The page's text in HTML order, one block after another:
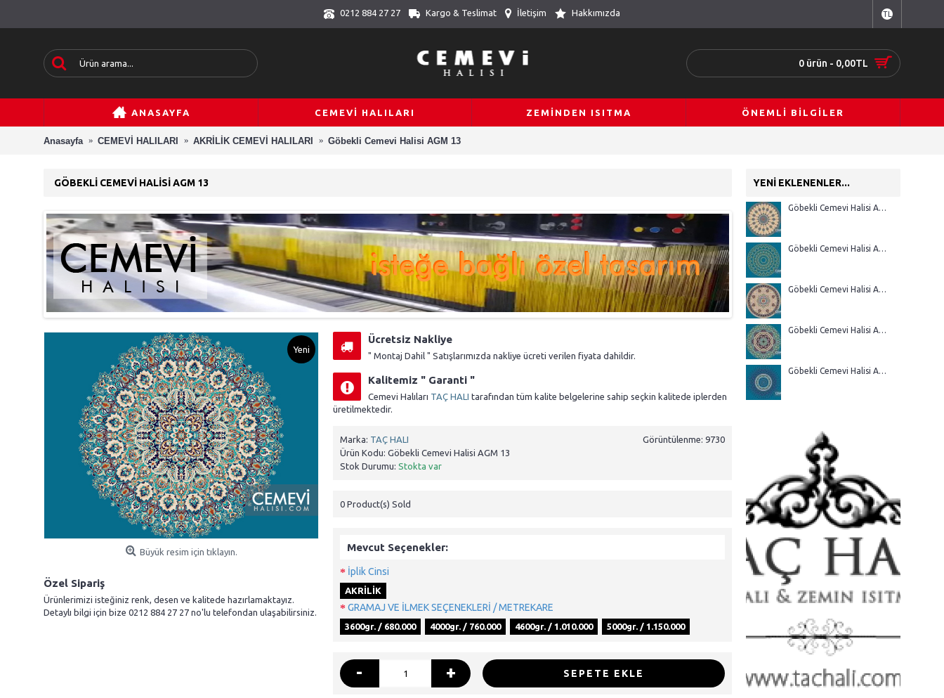
0212 884 27 27 Kargo & Teslimat İletişim Hakkımızda TL
0 ürün - 0,00TL
ANASAYFA CEMEVİ HALILARI ZEMİNDEN ISITMA ÖNEMLI BILGILER
Anasayfa CEMEVİ HALILARI AKRİLİK CEMEVİ HALILARI Göbekli Cemevi Halisi AGM 13
YENI EKLENENLER...
Göbekli Cemevi Halisi AGM 19
Göbekli Cemevi Halisi AGM 18
Göbekli Cemevi Halisi AGM 17
Göbekli Cemevi Halisi AGM 16
Göbekli Cemevi Halisi AGM 15
GÖBEKLI CEMEVI HALISI AGM 13
Yeni
Büyük resim için tıklayın.
Özel Sipariş
Ürünlerimizi isteğiniz renk, desen ve kalitede hazırlamaktayız.
Detaylı bilgi için bize 0212 884 27 27 no'lu telefondan ulaşabilirsiniz.
Ücretsiz Nakliye
" Montaj Dahil " Satışlarımızda nakliye ücreti verilen fiyata dahildir.
Kalitemiz " Garanti "
Cemevi Halıları TAÇ HALI tarafından tüm kalite belgelerine sahip seçkin kalitede iplerden
üretilmektedir.
Görüntülenme: 9730
Marka: TAÇ HALI
Ürün Kodu: Göbekli Cemevi Halisi AGM 13
Stok Durumu: Stokta var
0 Product(s) Sold
Mevcut Seçenekler:
İplik Cinsi
AKRİLİK
GRAMAJ VE İLMEK SEÇENEKLERİ / METREKARE
3600gr. / 680.000 4000gr. / 760.000 4600gr. / 1.010.000 5000gr. / 1.150.000
- + SEPETE EKLE